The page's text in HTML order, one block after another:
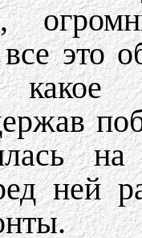
это
ней